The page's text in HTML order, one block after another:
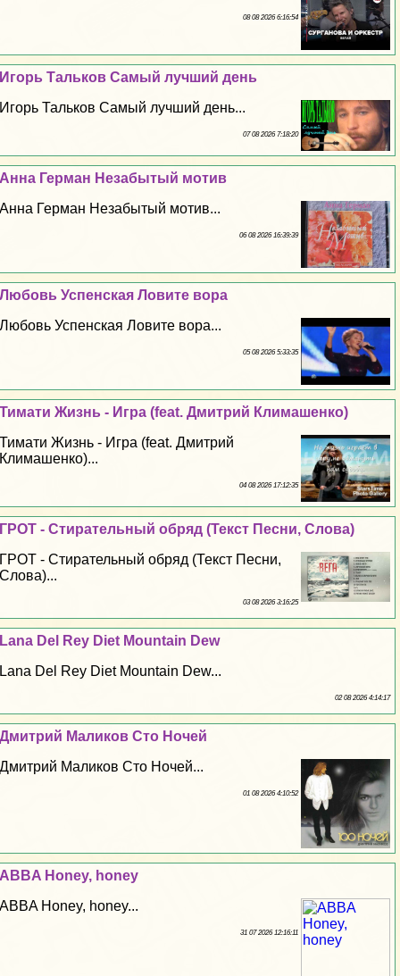
08 08 2026 6:16:54
Игорь Тальков Самый лучший день
Игорь Тальков Самый лучший день...
07 08 2026 7:18:20
Анна Герман Незабытый мотив
Анна Герман Незабытый мотив...
06 08 2026 16:39:39
Любовь Успенская Ловите вора
Любовь Успенская Ловите вора...
05 08 2026 5:33:35
Тимати Жизнь - Игра (feat. Дмитрий Климашенко)
Тимати Жизнь - Игра (feat. Дмитрий
Климашенко)...
04 08 2026 17:12:35
ГРОТ - Стирательный обряд (Текст Песни, Слова)
ГРОТ - Стирательный обряд (Текст Песни,
Слова)...
03 08 2026 3:16:25
Lana Del Rey Diet Mountain Dew
Lana Del Rey Diet Mountain Dew...
02 08 2026 4:14:17
Дмитрий Маликов Сто Ночей
Дмитрий Маликов Сто Ночей...
01 08 2026 4:10:52
ABBA Honey, honey
ABBA Honey, honey...
31 07 2026 12:16:11